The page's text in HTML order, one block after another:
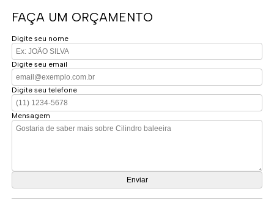
FAÇA UM ORÇAMENTO
Digite seu nome
Digite seu email
Digite seu telefone
Mensagem